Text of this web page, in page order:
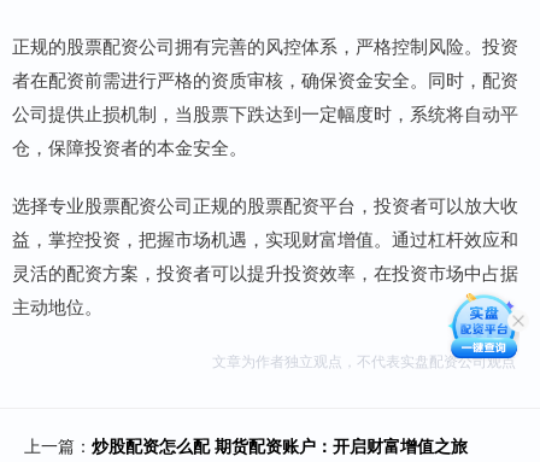
正规的股票配资公司拥有完善的风控体系，严格控制风险。投资
者在配资前需进行严格的资质审核，确保资金安全。同时，配资
公司提供止损机制，当股票下跌达到一定幅度时，系统将自动平
仓，保障投资者的本金安全。
选择专业股票配资公司正规的股票配资平台，投资者可以放大收
益，掌控投资，把握市场机遇，实现财富增值。通过杠杆效应和
灵活的配资方案，投资者可以提升投资效率，在投资市场中占据
主动地位。
文章为作者独立观点，不代表实盘配资公司观点
上一篇： 炒股配资怎么配 期货配资账户：开启财富增值之旅